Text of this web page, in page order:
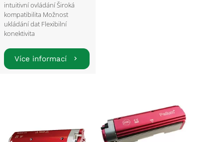
intuitivní ovládání Široká
kompatibilita Možnost
ukládání dat Flexibilní
konektivita
Více informací